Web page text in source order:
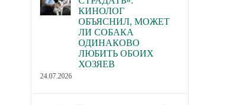
В каких городах пройдут новые
семинары РКФ по собаководству
КИНОЛОГ
ОБЪЯСНИЛ, МОЖЕТ
ЛИ СОБАКА
ОДИНАКОВО
ЛЮБИТЬ ОБОИХ
ХОЗЯЕВ
24.07.2026